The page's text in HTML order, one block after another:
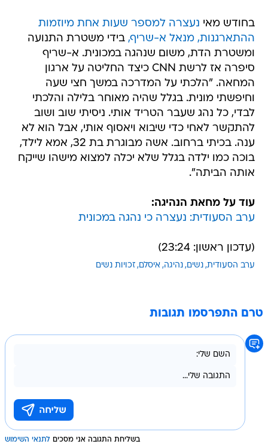
בחודש מאי נעצרה למספר שעות אחת מיוזמות
ההתארגנות, מנאל א-שריף, בידי משטרת התנועה
ומשטרת הדת, משום שנהגה במכונית. א-שריף
סיפרה אז לרשת CNN כיצד החליטה על ארגון
המחאה. "הלכתי על המדרכה במשך חצי שעה
וחיפשתי מונית. בגלל שהיה מאוחר בלילה והלכתי
לבדי, כל נהג שעבר הטריד אותי. ניסיתי שוב ושוב
להתקשר לאחי כדי שיבוא ויאסוף אותי, אבל הוא לא
ענה. בכיתי ברחוב. אשה מבוגרת בת 32, אמא לילד,
בוכה כמו ילדה בגלל שלא יכלה למצוא מישהו שייקח
אותה הביתה".
עוד על מחאת הנהיגה:
ערב הסעודית: נעצרה כי נהגה במכונית
(עדכון ראשון: 23:24)
ערב הסעודית נשים נהיגה איסלם זכויות נשים
טרם התפרסמו תגובות
בשליחת התגובה אני מסכים לתנאי השימוש